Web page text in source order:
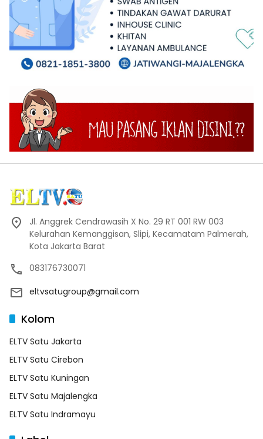
Jl. Anggrek Cendrawasih X No. 29 RT 001 RW 003
Kelurahan Kemanggisan, Slipi, Kecamatam Palmerah,
Kota Jakarta Barat
083176730071
eltvsatugroup@gmail.com
Kolom
ELTV Satu Jakarta
ELTV Satu Cirebon
ELTV Satu Kuningan
ELTV Satu Majalengka
ELTV Satu Indramayu